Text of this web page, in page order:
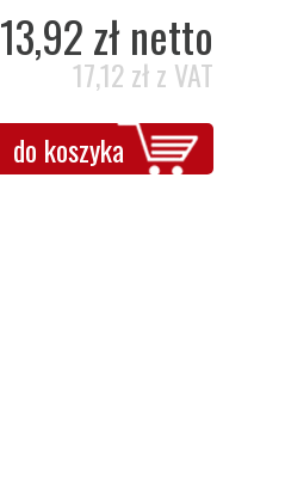
13,92 zł netto
17,12 zł z VAT
do koszyka